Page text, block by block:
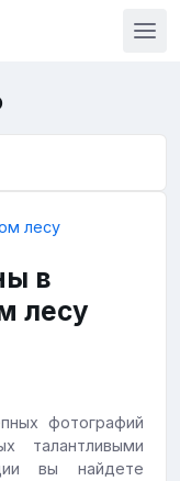
в
лесу
фотографий
талантливыми
вы найдете